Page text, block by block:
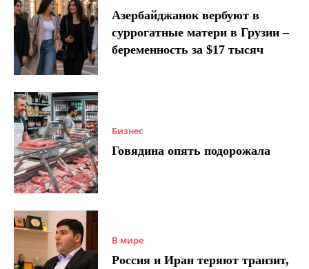
Азербайджанок вербуют в
суррогатные матери в Грузии –
беременность за $17 тысяч
Бизнес
Говядина опять подорожала
В мире
Россия и Иран теряют транзит,